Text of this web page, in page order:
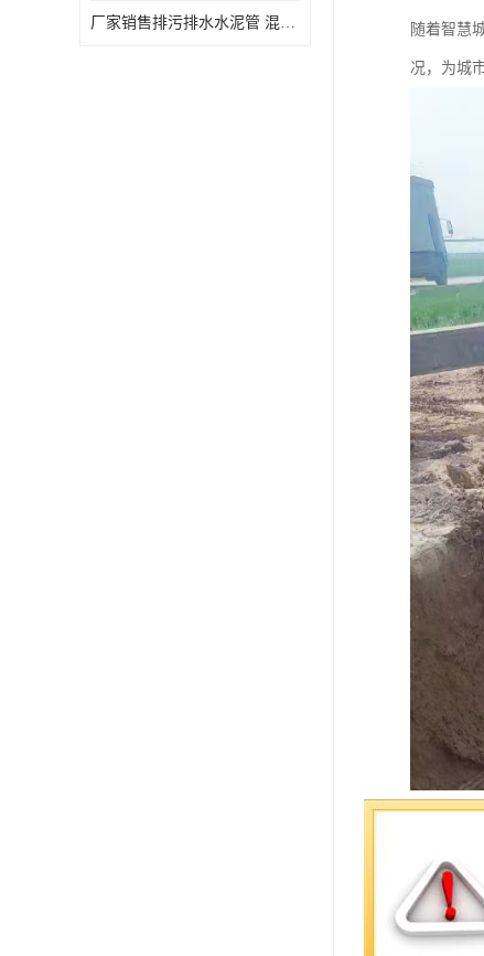
厂家销售排污排水水泥管 混凝土钢筋水泥管 承插式混凝土排水管 随着智慧
况，为城